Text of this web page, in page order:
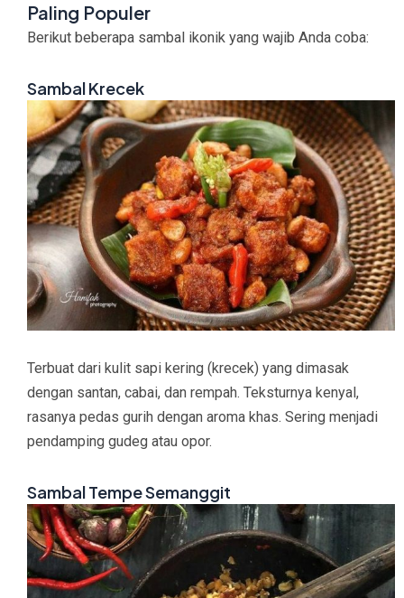
Paling Populer
Berikut beberapa sambal ikonik yang wajib Anda coba:
Sambal Krecek
Terbuat dari kulit sapi kering (krecek) yang dimasak
dengan santan, cabai, dan rempah. Teksturnya kenyal,
rasanya pedas gurih dengan aroma khas. Sering menjadi
pendamping gudeg atau opor.
Sambal Tempe Semanggit